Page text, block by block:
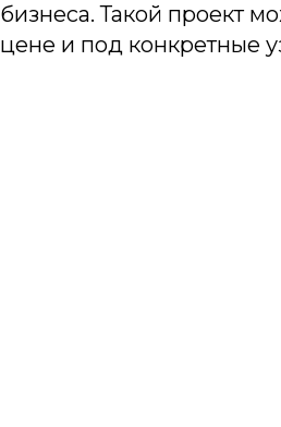
бизнеса. Такой проект
цене и под конкретные